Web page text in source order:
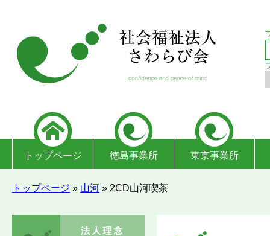
トップページ 徳島事業所 東京事業所
トップページ » 山河 » 2CD山河喫茶